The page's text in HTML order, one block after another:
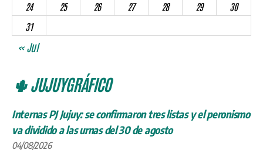
24
25 26 27 28 29
30
31
« Jul
🌵 JUJUYGRÁFICO
Internas PJ Jujuy: se confirmaron tres listas y el peronismo
va dividido a las urnas del 30 de agosto
04/08/2026